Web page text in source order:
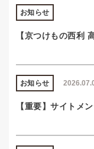
お知らせ
【京つけもの西利
お知らせ
【重要】サイトメ